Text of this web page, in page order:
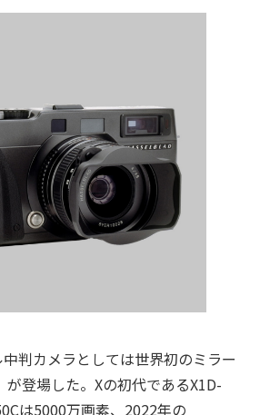
判カメラとしては世界初のミラー
が登場した。Xの初代であるX1D-
は5000万画素、2022年の